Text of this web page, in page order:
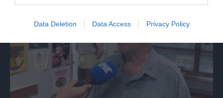
Data Deletion Data Access Privacy Policy